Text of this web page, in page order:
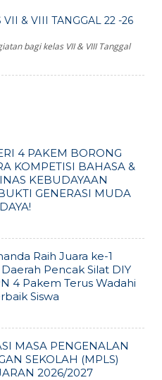
& VIII TANGGAL 22 -26
bagi kelas VII & VIII Tanggal
4 PAKEM BORONG
KOMPETISI BAHASA &
KEBUDAYAAN
GENERASI MUDA
Raih Juara ke-1
Pencak Silat DIY
4 Pakem Terus Wadahi
Siswa
MASA PENGENALAN
SEKOLAH (MPLS)
2026/2027